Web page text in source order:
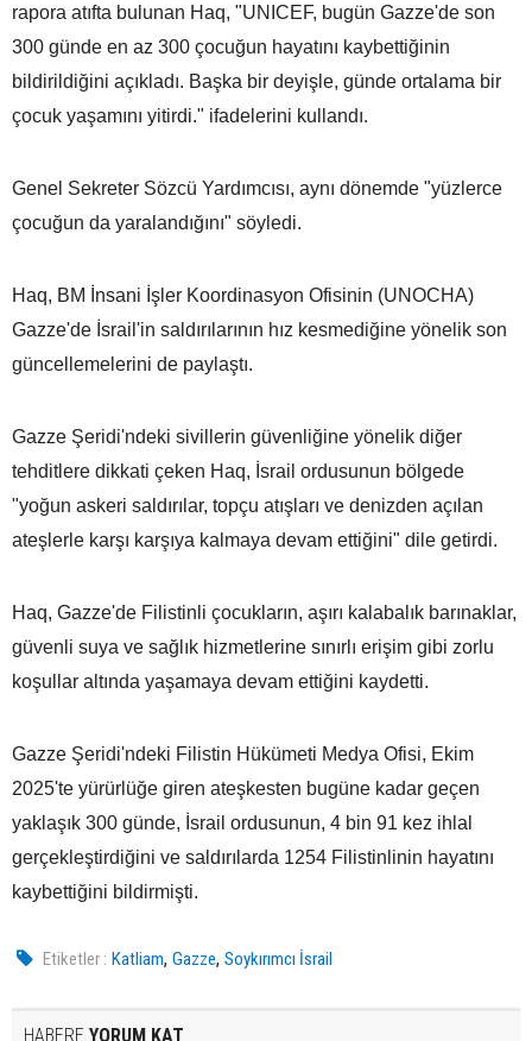
rapora atıfta bulunan Haq, "UNICEF, bugün Gazze'de son
300 günde en az 300 çocuğun hayatını kaybettiğinin
bildirildiğini açıkladı. Başka bir deyişle, günde ortalama bir
çocuk yaşamını yitirdi." ifadelerini kullandı.
Genel Sekreter Sözcü Yardımcısı, aynı dönemde "yüzlerce
çocuğun da yaralandığını" söyledi.
Haq, BM İnsani İşler Koordinasyon Ofisinin (UNOCHA)
Gazze'de İsrail'in saldırılarının hız kesmediğine yönelik son
güncellemelerini de paylaştı.
Gazze Şeridi'ndeki sivillerin güvenliğine yönelik diğer
tehditlere dikkati çeken Haq, İsrail ordusunun bölgede
"yoğun askeri saldırılar, topçu atışları ve denizden açılan
ateşlerle karşı karşıya kalmaya devam ettiğini" dile getirdi.
Haq, Gazze'de Filistinli çocukların, aşırı kalabalık barınaklar,
güvenli suya ve sağlık hizmetlerine sınırlı erişim gibi zorlu
koşullar altında yaşamaya devam ettiğini kaydetti.
Gazze Şeridi'ndeki Filistin Hükümeti Medya Ofisi, Ekim
2025'te yürürlüğe giren ateşkesten bugüne kadar geçen
yaklaşık 300 günde, İsrail ordusunun, 4 bin 91 kez ihlal
gerçekleştirdiğini ve saldırılarda 1254 Filistinlinin hayatını
kaybettiğini bildirmişti.
Etiketler : Katliam,Gazze,Soykırımcı İsrail
HABERE YORUM KAT